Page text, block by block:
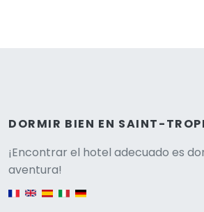
DORMIR BIEN EN SAINT-
¡Encontrar el hotel adecuado es
aventura!